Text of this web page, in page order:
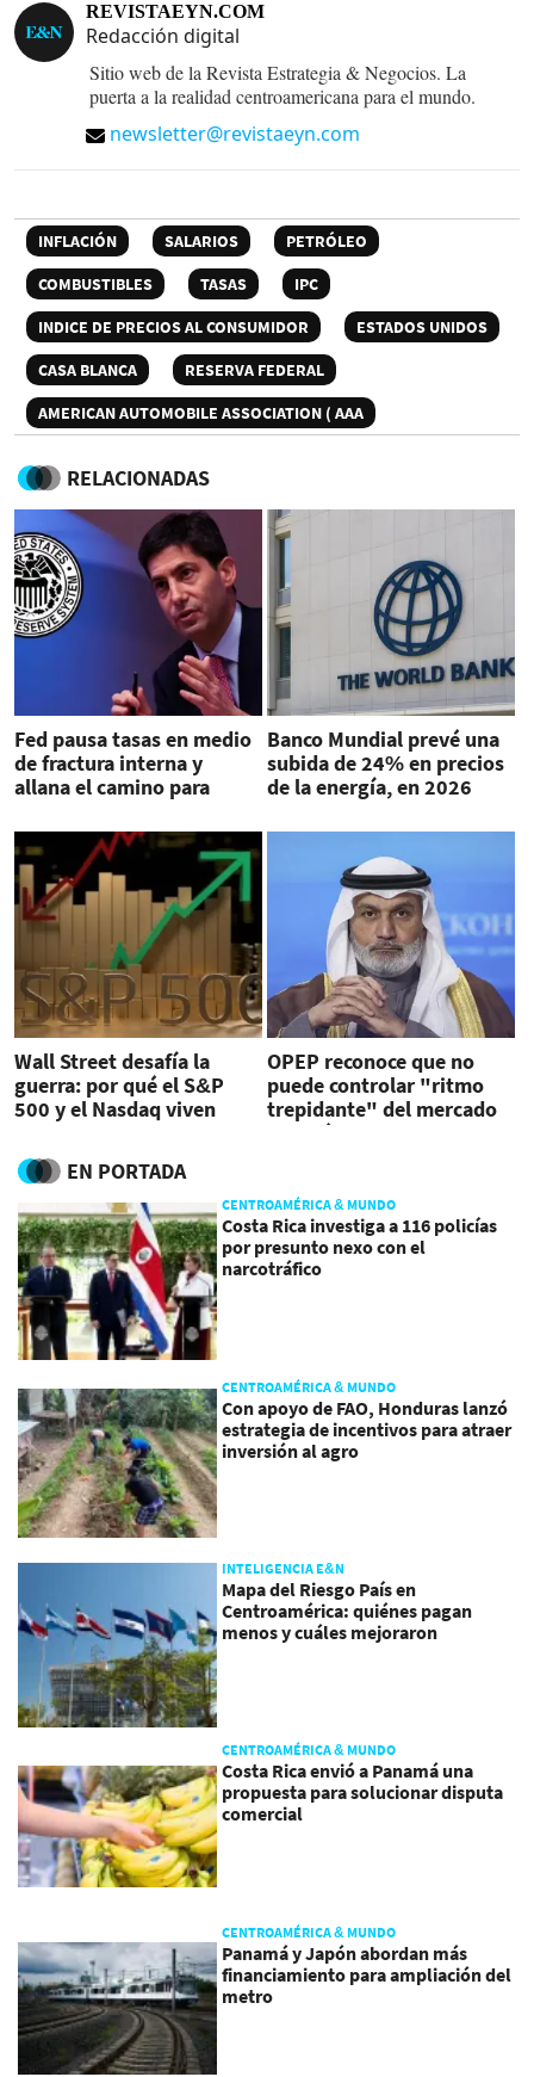
REVISTAEYN.COM
Redacción digital
Sitio web de la Revista Estrategia & Negocios. La
puerta a la realidad centroamericana para el mundo.
newsletter@revistaeyn.com
INFLACIÓN SALARIOS
PETRÓLEO
COMBUSTIBLES
TASAS
IPC
INDICE DE PRECIOS AL CONSUMIDOR
ESTADOS UNIDOS
CASA BLANCA
RESERVA FEDERAL
AMERICAN AUTOMOBILE ASSOCIATION ( AAA
RELACIONADAS
Fed pausa tasas en medio
de fractura interna y
allana el camino para
Banco Mundial prevé una
subida de 24% en precios
de la energía, en 2026
Wall Street desafía la
guerra: por qué el S&P
500 y el Nasdaq viven
OPEP reconoce que no
puede controlar "ritmo
trepidante" del mercado
energético
EN PORTADA
CENTROAMÉRICA & MUNDO
Costa Rica investiga a 116 policías
por presunto nexo con el
narcotráfico
CENTROAMÉRICA & MUNDO
Con apoyo de FAO, Honduras lanzó
estrategia de incentivos para atraer
inversión al agro
INTELIGENCIA E&N
Mapa del Riesgo País en
Centroamérica: quiénes pagan
menos y cuáles mejoraron
CENTROAMÉRICA & MUNDO
Costa Rica envió a Panamá una
propuesta para solucionar disputa
comercial
CENTROAMÉRICA & MUNDO
Panamá y Japón abordan más
financiamiento para ampliación del
metro